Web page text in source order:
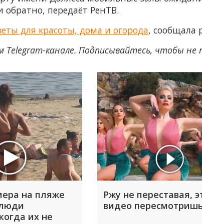
обратно, передаёт РенТВ.
для красоты, дома и огорода, сообщала
канале. Подписывайтесь, чтобы
на пляже
их не
Ржу не переставая,
видео